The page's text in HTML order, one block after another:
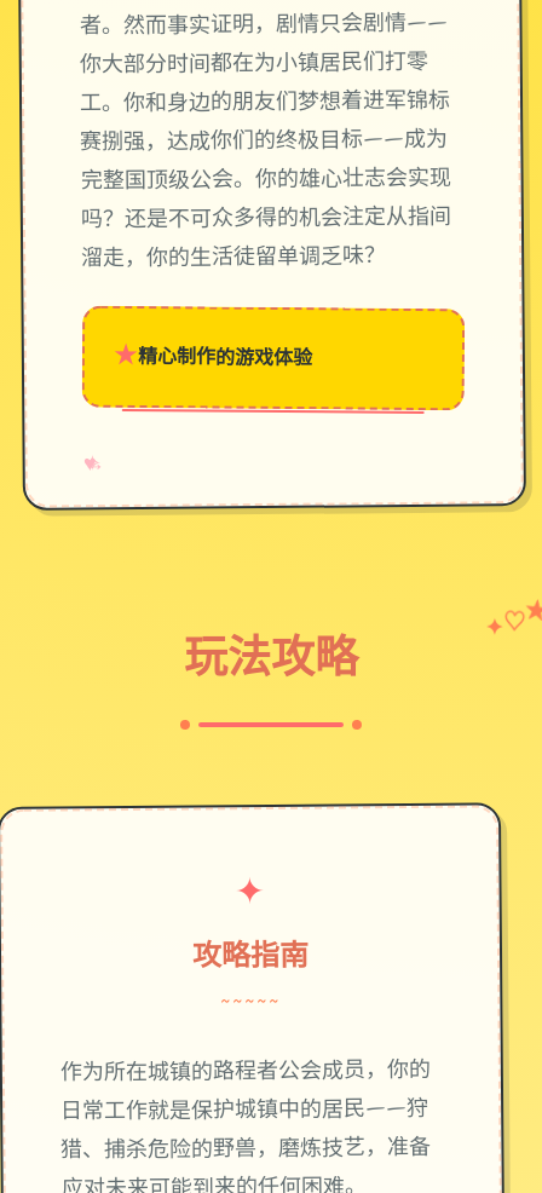
者。然而事实证明，剧情只会剧情——
你大部分时间都在为小镇居民们打零
工。你和身边的朋友们梦想着进军锦标
赛捌强，达成你们的终极目标——成为
完整国顶级公会。你的雄心壮志会实现
吗？还是不可众多得的机会注定从指间
溜走，你的生活徒留单调乏味？
★精心制作的游戏体验
♥
✧
→
玩法攻略
✦♡
✦
攻略指南
~~~~~
作为所在城镇的路程者公会成员，你的
日常工作就是保护城镇中的居民——狩
猎、捕杀危险的野兽，磨炼技艺，准备